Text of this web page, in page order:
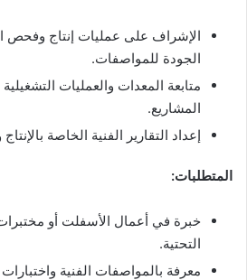
الإشراف على عمليات إنتاج وفحص
الجودة للمواصفات.
متابعة المعدات والعمليات التشغيلية
المشاريع.
إعداد التقارير الفنية الخاصة
المتطلبات:
خبرة في أعمال الأسفلت أو
التحتية.
معرفة بالمواصفات الفنية